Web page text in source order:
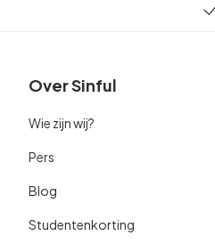
Over Sinful
Wie zijn wij?
Pers
Blog
Studentenkorting